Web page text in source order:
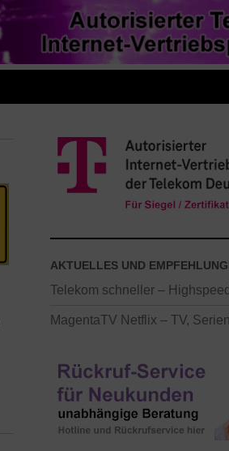
AKTUELLES UND
Telekom schneller –
MagentaTV Netflix – TV,